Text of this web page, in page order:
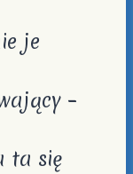
je
–
ta się